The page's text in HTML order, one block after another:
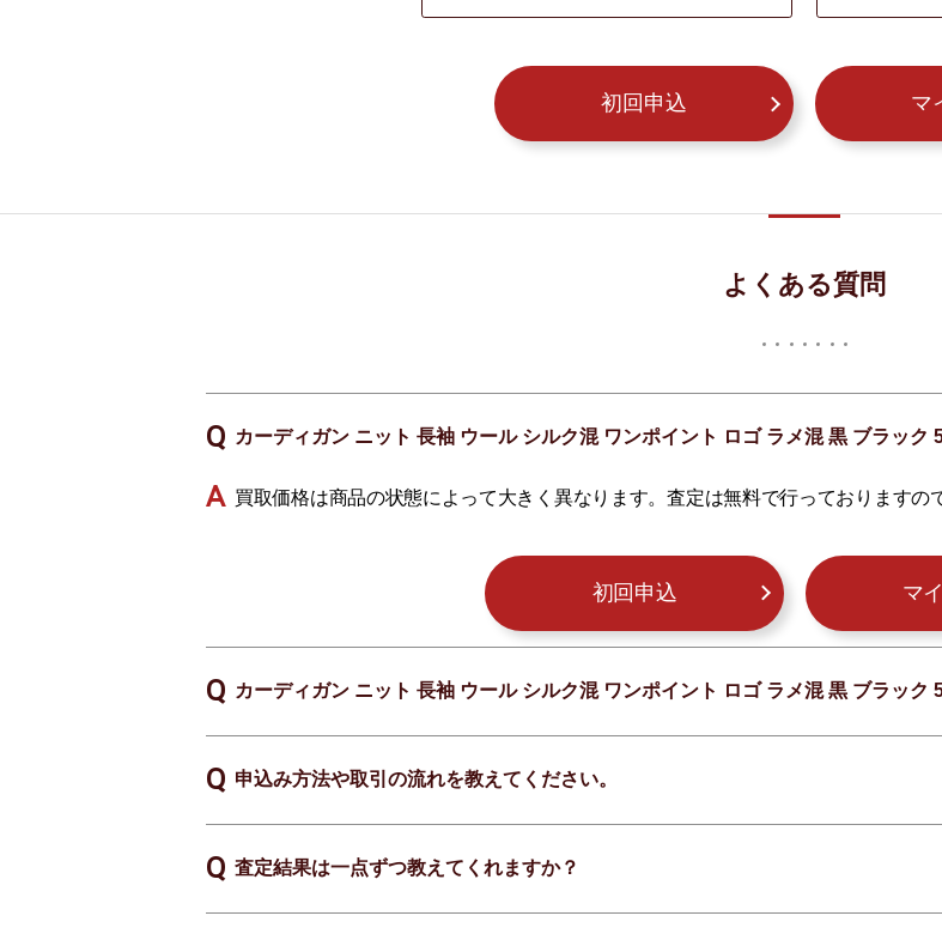
初回申込 マ
よくある質問
カーディガン ニット 長袖 ウール シルク混 ワンポイント ロゴ ラメ混 黒 ブラック
買取価格は商品の状態によって大きく異なります。査定は無料で行っておりますの
初回申込 マ
カーディガン ニット 長袖 ウール シルク混 ワンポイント ロゴ ラメ混 黒 ブラック
申込み方法や取引の流れを教えてください。
査定結果は一点ずつ教えてくれますか？